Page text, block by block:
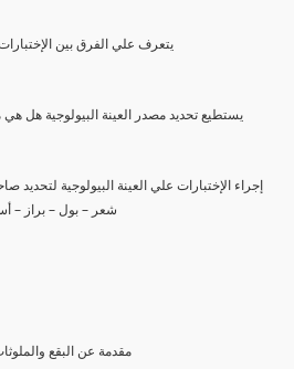
(5) يتعرف علي الفرق بين
(6) يستطيع تحديد مصدر العينة البيولوجية
شعر – بول – براز –
1- مقدمة عن البقع